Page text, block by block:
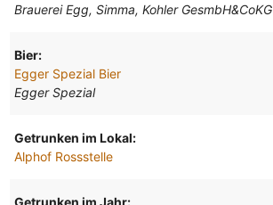
Brauerei Egg, Simma, Kohler GesmbH&CoKG
Bier:
Egger Spezial Bier
Egger Spezial
Getrunken im Lokal:
Alphof Rossstelle
Getrunken im Jahr: